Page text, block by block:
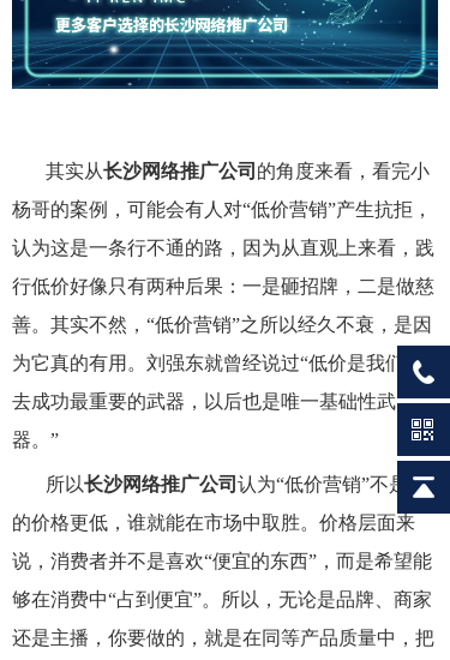
其实从长沙网络推广公司 的角度来看，看完小
杨哥的案例，可能会有人对“低价营销”产生抗拒，
认为这是一条行不通的路，因为从直观上来看，践
行低价好像只有两种后果：一是砸招牌，二是做慈
善。其实不然，“低价营销”之所以经久不衰，是因
为它真的有用。刘强东就曾经说过“低价是我们过
去成功最重要的武器，以后也是唯一基础性武
器。”
所以长沙网络推广公司 认为“低价营销”不是谁
的价格更低，谁就能在市场中取胜。价格层面来
说，消费者并不是喜欢“便宜的东西”，而是希望能
够在消费中“占到便宜”。所以，无论是品牌、商家
还是主播，你要做的，就是在同等产品质量中，把